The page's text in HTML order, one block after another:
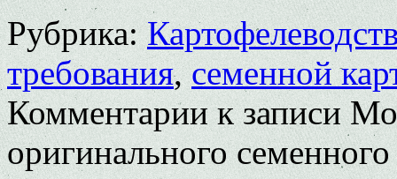
Рубрика:
требования,семенной
Комментариик записи
оригинального